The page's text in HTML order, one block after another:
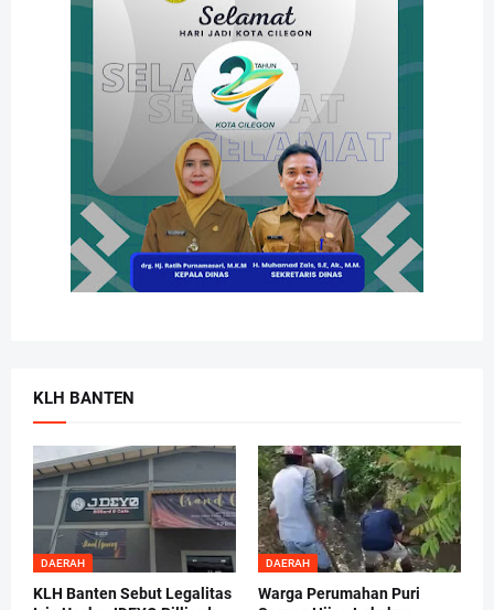
KLH BANTEN
DAERAH
KLH Banten Sebut Legalitas
DAERAH
Warga Perumahan Puri